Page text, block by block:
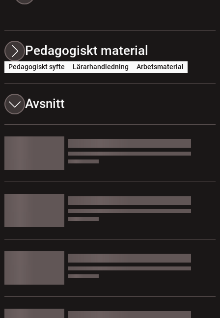
Pedagogiskt material
Pedagogiskt syfte Lärarhandledning Arbetsmaterial
Avsnitt